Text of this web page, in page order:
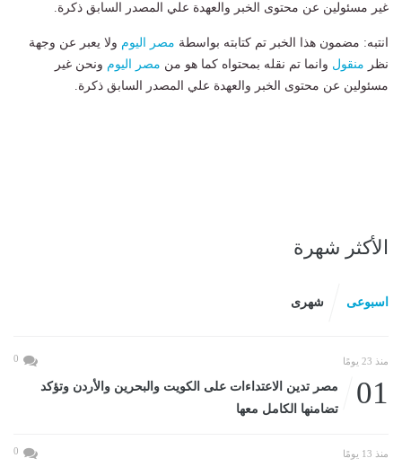
غير مسئولين عن محتوى الخبر والعهدة علي المصدر السابق ذكرة.
انتبه: مضمون هذا الخبر تم كتابته بواسطة مصر اليوم ولا يعبر عن وجهة
نظر منقول وانما تم نقله بمحتواه كما هو من مصر اليوم ونحن غير
مسئولين عن محتوى الخبر والعهدة علي المصدر السابق ذكرة.
الأكثر شهرة
اسبوعى شهرى
منذ 23 يومًا 0
01
مصر تدين الاعتداءات على الكويت والبحرين والأردن وتؤكد
تضامنها الكامل معها
منذ 13 يومًا 0